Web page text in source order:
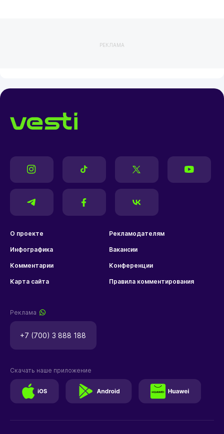
РЕКЛАМА
О проекте Рекламодателям
Инфографика Вакансии
Комментарии Конференции
Карта сайта Правила комментирования
Реклама
+7 (700) 3 888 188
Скачать наше приложение